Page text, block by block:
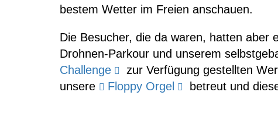
bestem Wetter im Freien anschauen.
Die Besucher, die da waren, hatten aber
Drohnen-Parkour und unserem
Challenge
zur Verfügung gestellten
unsere
Floppy Orgel betreut und